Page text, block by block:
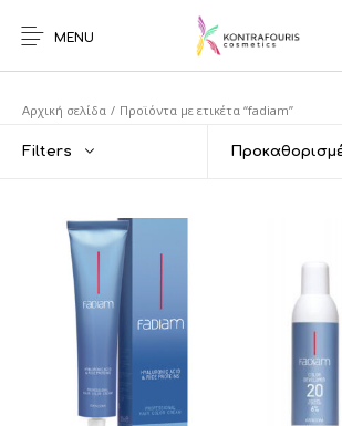
MENU
Αρχική σελίδα / Προϊόντα με ετικέτα “fadiam”
Filters